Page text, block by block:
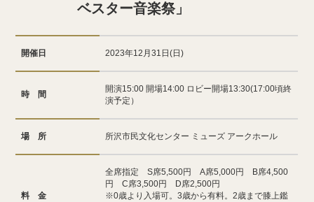
ベスター音楽祭」
開催日 2023年12月31日(日)
時 間
開演15:00 開場14:00 ロビー開場13:30(17:00頃終
演予定）
場 所 所沢市民文化センター ミューズ アークホール
料 金
全席指定 S席5,500円 A席5,000円 B席4,500
円 C席3,500円 D席2,500円
※0歳より入場可。3歳から有料。2歳まで膝上鑑